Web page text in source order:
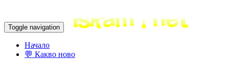
Toggle navigation
Начало
💬 Какво ново